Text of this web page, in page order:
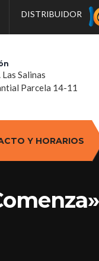
DISTRIBUIDOR
Las Salinas
Parcela 14-11
Y HORARIOS